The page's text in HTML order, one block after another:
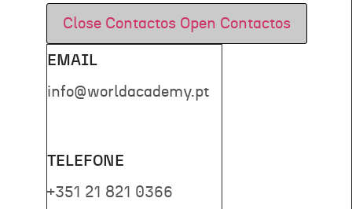
Close Contactos Open Contactos
EMAIL
info@worldacademy.pt
TELEFONE
+351 21 821 0366